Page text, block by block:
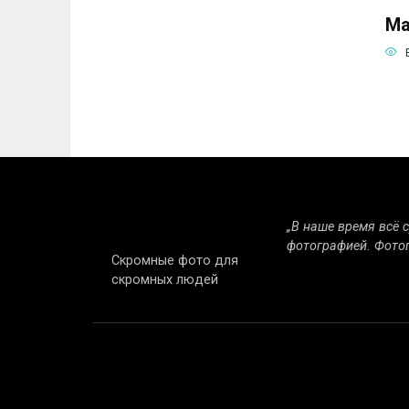
Скромные фото для
скромных людей
„В наше время всё
фотографией.